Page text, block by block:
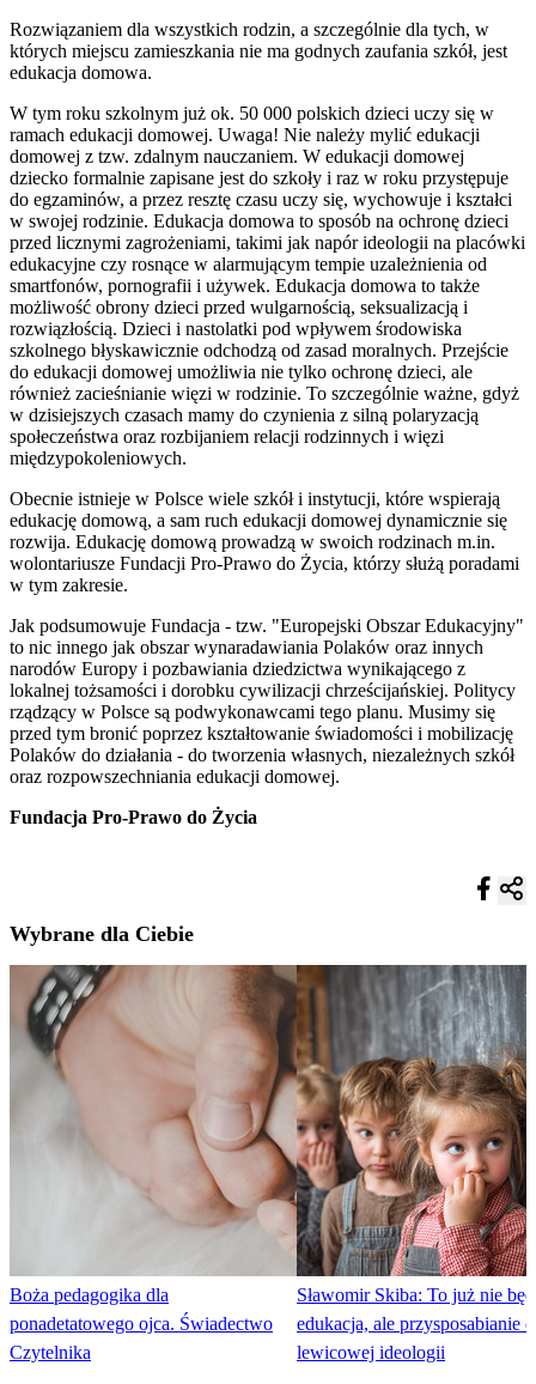
Rozwiązaniem dla wszystkich rodzin, a szczególnie dla tych, w
których miejscu zamieszkania nie ma godnych zaufania szkół, jest
edukacja domowa.
W tym roku szkolnym już ok. 50 000 polskich dzieci uczy się w
ramach edukacji domowej. Uwaga! Nie należy mylić edukacji
domowej z tzw. zdalnym nauczaniem. W edukacji domowej
dziecko formalnie zapisane jest do szkoły i raz w roku przystępuje
do egzaminów, a przez resztę czasu uczy się, wychowuje i kształci
w swojej rodzinie. Edukacja domowa to sposób na ochronę dzieci
przed licznymi zagrożeniami, takimi jak napór ideologii na placówki
edukacyjne czy rosnące w alarmującym tempie uzależnienia od
smartfonów, pornografii i używek. Edukacja domowa to także
możliwość obrony dzieci przed wulgarnością, seksualizacją i
rozwiązłością. Dzieci i nastolatki pod wpływem środowiska
szkolnego błyskawicznie odchodzą od zasad moralnych. Przejście
do edukacji domowej umożliwia nie tylko ochronę dzieci, ale
również zacieśnianie więzi w rodzinie. To szczególnie ważne, gdyż
w dzisiejszych czasach mamy do czynienia z silną polaryzacją
społeczeństwa oraz rozbijaniem relacji rodzinnych i więzi
międzypokoleniowych.
Obecnie istnieje w Polsce wiele szkół i instytucji, które wspierają
edukację domową, a sam ruch edukacji domowej dynamicznie się
rozwija. Edukację domową prowadzą w swoich rodzinach m.in.
wolontariusze Fundacji Pro-Prawo do Życia, którzy służą poradami
w tym zakresie.
Jak podsumowuje Fundacja - tzw. "Europejski Obszar Edukacyjny"
to nic innego jak obszar wynaradawiania Polaków oraz innych
narodów Europy i pozbawiania dziedzictwa wynikającego z
lokalnej tożsamości i dorobku cywilizacji chrześcijańskiej. Politycy
rządzący w Polsce są podwykonawcami tego planu. Musimy się
przed tym bronić poprzez kształtowanie świadomości i mobilizację
Polaków do działania - do tworzenia własnych, niezależnych szkół
oraz rozpowszechniania edukacji domowej.
Fundacja Pro-Prawo do Życia
Wybrane dla Ciebie
Boża pedagogika dla
ponadetatowego ojca. Świadectwo
Czytelnika
Sławomir Skiba: To już nie
edukacja, ale przysposabianie
lewicowej ideologii